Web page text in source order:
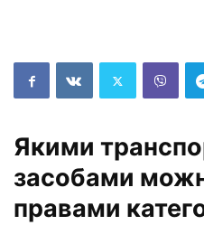
Якими
засобами
правами